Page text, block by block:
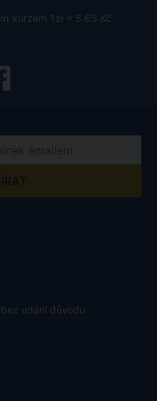
kurzem 1zł = 5.65 Kč
udání důvodu